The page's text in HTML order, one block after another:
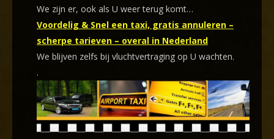
We zijn er, ook als U weer terug komt…
Voordelig & Snel een taxi, gratis annuleren –
scherpe tarieven – overal in Nederland
We blijven zelfs bij vluchtvertraging op U wachten.
.